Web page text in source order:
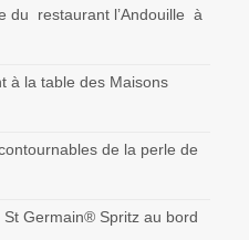
du restaurant l’Andouille à
à la table des Maisons
de la perle de
Germain® Spritz au bord